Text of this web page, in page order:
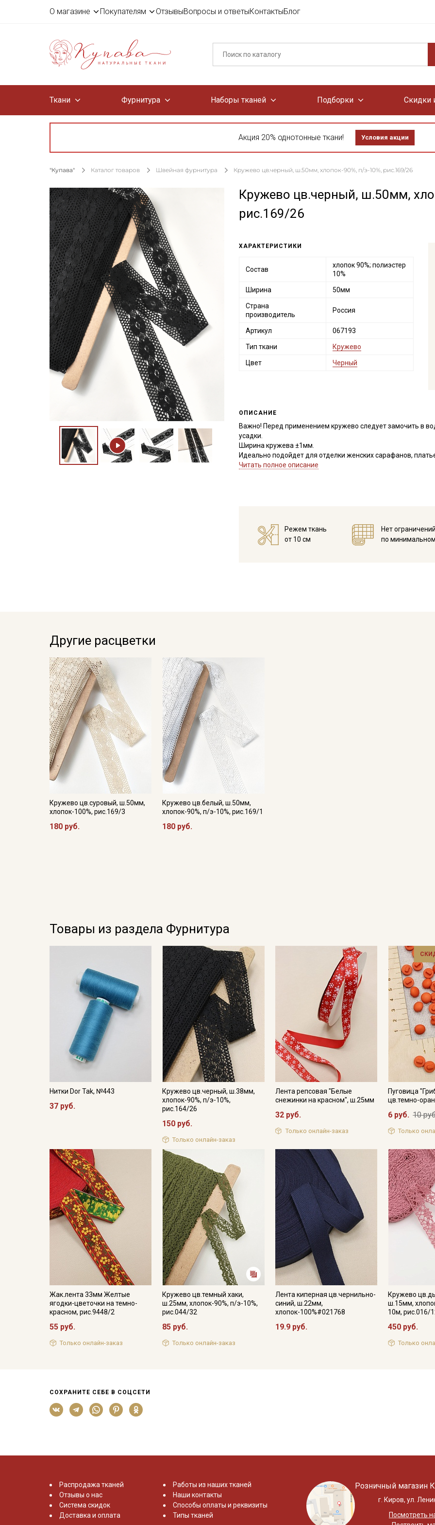
О магазине Покупателям ОтзывыВопросы и ответыКонтактыБлог
Ткани Фурнитура Наборы тканей Подборки Скидки
Акция 20% однотонные ткани! Условия акции
"Купава" Каталог товаров Швейная фурнитура Кружево цв.черный, ш.50мм, хлопок-90%, п/э-10%, рис.169/26
Кружево цв.черный, ш.50мм,
рис.169/26
ХАРАКТЕРИСТИКИ
Состав
хлопок 90%; полиэстер
10%
Ширина 50мм
Страна
производитель
Россия
Артикул 067193
Тип ткани Кружево
Цвет Черный
ОПИСАНИЕ
Важно! Перед применением кружево следует замочить в
усадки.
Ширина кружева ±1мм.
Идеально подойдет для отделки женских сарафанов,
В интерьере можно использовать для украшения
Читать полное описание
Режем ткань
от 10 см
Нет ограничений
по
Другие расцветки
Кружево цв.суровый, ш.50мм,
хлопок-100%, рис.169/3
180 руб.
Кружево цв.белый, ш.50мм,
хлопок-90%, п/э-10%, рис.169/1
180 руб.
Товары из раздела Фурнитура
Нитки Dor Tak, №443
37 руб.
Кружево цв.черный, ш.38мм,
хлопок-90%, п/э-10%,
рис.164/26
150 руб.
Только онлайн-заказ
Лента репсовая "Белые
снежинки на красном", ш.25мм
32 руб.
Только онлайн-заказ
Пуговица
цв.темно-
6 руб. 10
Только
Жак.лента 33мм Желтые
ягодки-цветочки на темно-
красном, рис.9448/2
55 руб.
Только онлайн-заказ
Кружево цв.темный хаки,
ш.25мм, хлопок-90%, п/э-10%,
рис.044/32
85 руб.
Только онлайн-заказ
Лента киперная цв.чернильно-
синий, ш.22мм,
хлопок-100%#021768
19.9 руб.
Кружево
ш.15мм,
10м, рис.016/
450 руб.
Только
СОХРАНИТЕ СЕБЕ В СОЦСЕТИ
Распродажа тканей
Отзывы о нас
Система скидок
Доставка и оплата
Работы из наших тканей
Наши контакты
Способы оплаты и реквизиты
Типы тканей
Розничный магазин
г. Киров, ул.
Посмотреть
Электронная почта